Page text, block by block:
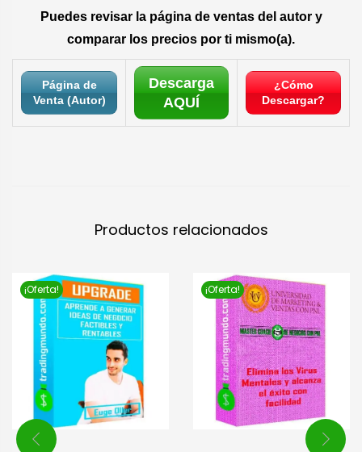
Puedes revisar la página de ventas del autor y
comparar los precios por ti mismo(a).
Página de
Venta (Autor)
Descarga
AQUÍ
¿Cómo
Descargar?
Productos relacionados
¡Oferta! ¡Oferta!